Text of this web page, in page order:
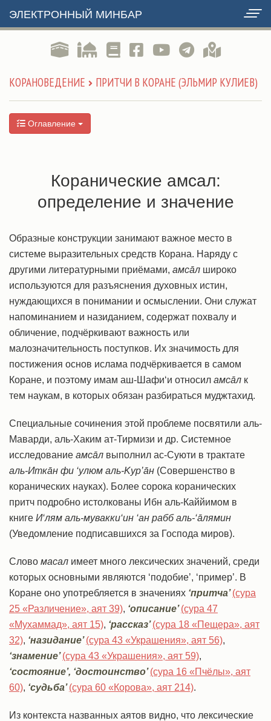
ЭЛЕКТРОННЫЙ МИНБАР
КОРАНОВЕДЕНИЕ ПРИТЧИ В КОРАНЕ (ЭЛЬМИР КУЛИЕВ)
Оглавление
Коранические амсал:
определение и значение
Образные конструкции занимают важное место в
системе выразительных средств Корана. Наряду с
другими литературными приёмами, амсāл широко
используются для разъяснения духовных истин,
нуждающихся в понимании и осмыслении. Они служат
напоминанием и назиданием, содержат похвалу и
обличение, подчёркивают важность или
малозначительность поступков. Их значимость для
постижения основ ислама подчёркивается в самом
Коране, и поэтому имам аш-Шафи‘и относил амсāл к
тем наукам, в которых обязан разбираться муджтaхид.
Специальные сочинения этой проблеме посвятили аль-
Маварди, аль-Хаким ат-Тирмизи и др. Системное
исследование амсāл выполнил ас-Суюти в трактате
аль-Иткāн фи ‘улюм аль-Kур’āн (Совершенство в
коранических науках). Более сорока коранических
притч подробно истолкованы Ибн аль-Каййимом в
книге И‘лям аль-мувакки‘ин ‘ан рабб аль-‘āлямин
(Уведомление подписавшихся за Господа миров).
Слово масал имеет много лексических значений, среди
которых основными являются ‘подобие’, ‘пример’. В
Коране оно употребляется в значениях ‘притча’(сура
25 «Различение», аят 39), ‘описание’(сура 47
«Мухаммад», аят 15), ‘рассказ’(сура 18 «Пещера», аят
32), ‘назидание’(сура 43 «Украшения», аят 56),
‘знамение’(сура 43 «Украшения», аят 59),
‘состояние’, ‘достоинство’(сура 16 «Пчёлы», аят
60), ‘судьба’(сура 60 «Корова», аят 214).
Из контекста названных аятов видно, что лексические